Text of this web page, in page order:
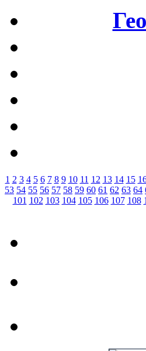
1 2 3 4 5 6 7 8 9 10 11 12 13 14 15
53 54 55 56 57 58 59 60 61 62 63 64
101 102 103 104 105 106 107 108